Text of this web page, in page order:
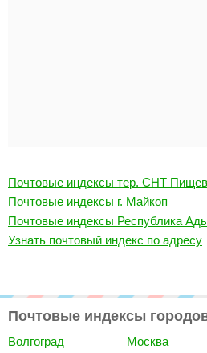
Почтовые индексы тер. СНТ
Почтовые индексы г. Майкоп
Почтовые индексы Республика
Узнать почтовый индекс по адресу
Почтовые индексы
Волгоград Москва